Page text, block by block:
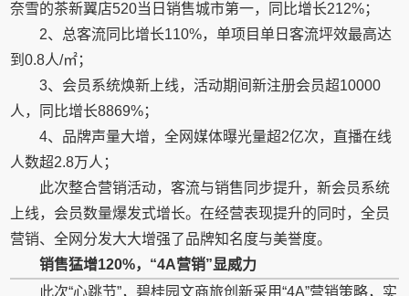
奈雪的茶新翼店520当日销售城市第一，同比增长212%；
2、总客流同比增长110%，单项目单日客流坪效最高达
到0.8人/㎡；
3、会员系统焕新上线，活动期间新注册会员超10000
人，同比增长8869%；
4、品牌声量大增，全网媒体曝光量超2亿次，直播在线
人数超2.8万人；
此次整合营销活动，客流与销售同步提升，新会员系统
上线，会员数量爆发式增长。在经营表现提升的同时，全员
营销、全网分发大大增强了品牌知名度与美誉度。
销售猛增120%，“4A营销”显威力
此次“心跳节”，碧桂园文商旅创新采用“4A”营销策略，实